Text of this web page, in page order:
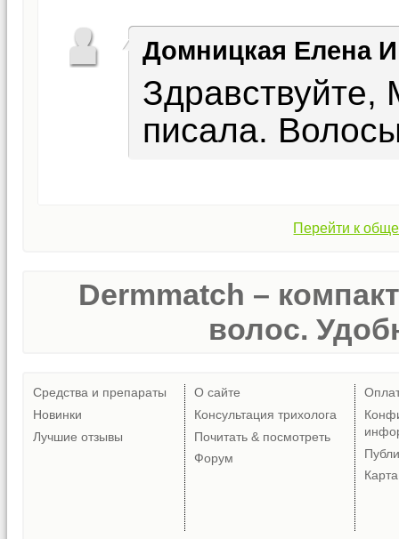
Домницкая Елена
писала.
Перейти к
Dermmatch –
волос.
Средства и препараты
Новинки
Лучшие отзывы
О сайте
Консультация трихолога
Почитать & посмотреть
Форум